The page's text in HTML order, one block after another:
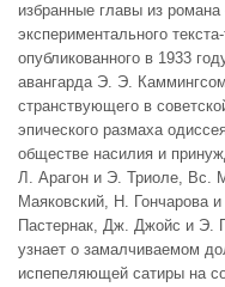
избранные главы из
экспериментального
опубликованного в 1933
авангарда Э. Э.
странствующего в
эпического размаха
обществе насилия и
Л. Арагон и Э. Триоле, Вс.
Маяковский, Н. Гончарова
Пастернак, Дж. Джойс и Э.
узнает о замалчиваемом
испепеляющей сатиры на